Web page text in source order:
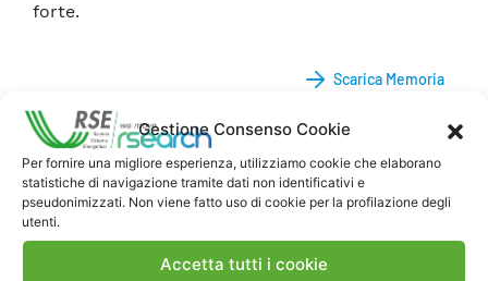
Gestione Consenso Cookie
Per fornire una migliore esperienza, utilizziamo cookie che elaborano
statistiche di navigazione tramite dati non identificativi e
pseudonimizzati. Non viene fatto uso di cookie per la profilazione degli
utenti.
Accetta tutti i cookie
forte.
Scarica Memoria
Commenti
Pubblica un commento